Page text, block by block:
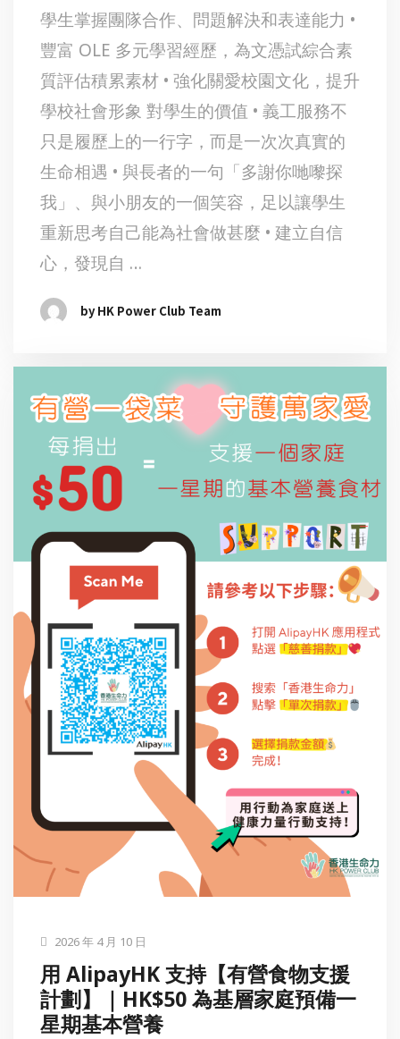
學生掌握團隊合作、問題解決和表達能力 •
豐富 OLE 多元學習經歷，為文憑試綜合素
質評估積累素材 • 強化關愛校園文化，提升
學校社會形象 對學生的價值 • 義工服務不
只是履歷上的一行字，而是一次次真實的
生命相遇 • 與長者的一句「多謝你哋嚟探
我」、與小朋友的一個笑容，足以讓學生
重新思考自己能為社會做甚麼 • 建立自信
心，發現自 …
by HK Power Club Team
2026 年 4 月 10 日
用 AlipayHK 支持【有營食物支援
計劃】｜HK$50 為基層家庭預備一
星期基本營養